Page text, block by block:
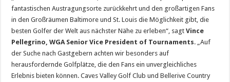
fantastischen Austragungsorte zurückkehrt und den großartigen Fans
in den Großräumen Baltimore und St. Louis die Möglichkeit gibt, die
besten Golfer der Welt aus nächster Nähe zu erleben“, sagtVince
Pellegrino, WGA Senior Vice President of Tournaments. „Auf
der Suche nach Gastgebern achten wir besonders auf
herausfordernde Golfplätze, die den Fans ein unvergleichliches
Erlebnis bieten können. Caves Valley Golf Club und Bellerive Country